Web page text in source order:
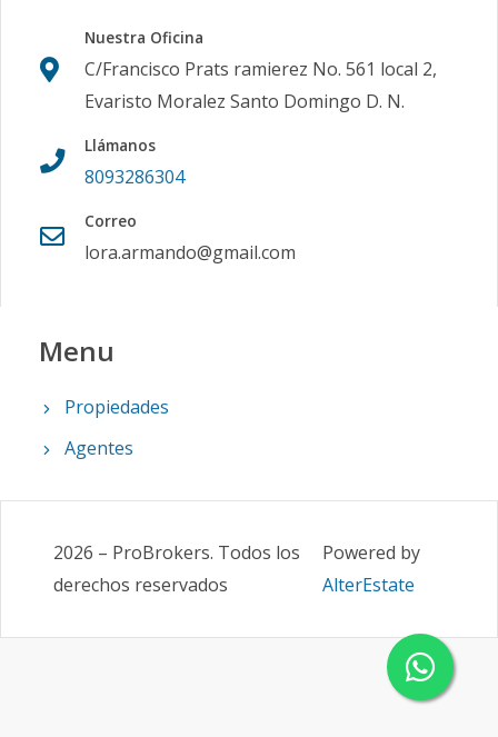
Nuestra Oficina
C/Francisco Prats ramierez No. 561 local 2,
Evaristo Moralez Santo Domingo D. N.
Llámanos
8093286304
Correo
lora.armando@gmail.com
Menu
Propiedades
Agentes
2026 – ProBrokers. Todos los
derechos reservados
Powered by
AlterEstate